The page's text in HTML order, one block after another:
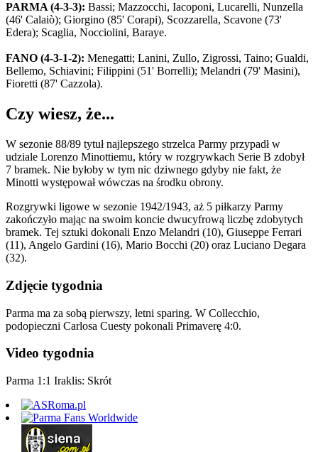
PARMA (4-3-3): Bassi; Mazzocchi, Iacoponi, Lucarelli, Nunzella
(46' Calaiò); Giorgino (85' Corapi), Scozzarella, Scavone (73'
Edera); Scaglia, Nocciolini, Baraye.
FANO (4-3-1-2): Menegatti; Lanini, Zullo, Zigrossi, Taino; Gualdi,
Bellemo, Schiavini; Filippini (51' Borrelli); Melandri (79' Masini),
Fioretti (87' Cazzola).
Czy wiesz, że...
W sezonie 88/89 tytuł najlepszego strzelca Parmy przypadł w
udziale Lorenzo Minottiemu, który w rozgrywkach Serie B zdobył
7 bramek. Nie byłoby w tym nic dziwnego gdyby nie fakt, że
Minotti występował wówczas na środku obrony.
Rozgrywki ligowe w sezonie 1942/1943, aż 5 piłkarzy Parmy
zakończyło mając na swoim koncie dwucyfrową liczbę zdobytych
bramek. Tej sztuki dokonali Enzo Melandri (10), Giuseppe Ferrari
(11), Angelo Gardini (16), Mario Bocchi (20) oraz Luciano Degara
(32).
Zdjęcie tygodnia
Parma ma za sobą pierwszy, letni sparing. W Collecchio,
podopieczni Carlosa Cuesty pokonali Primaverę 4:0.
Video tygodnia
Parma 1:1 Iraklis: Skrót